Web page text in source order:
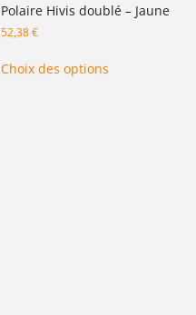
Polaire Hivis doublé – Jaune
52,38€
Choix des options